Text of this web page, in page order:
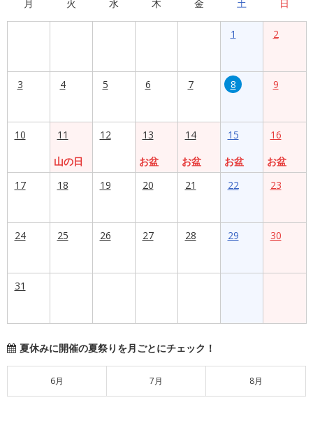
月 火 水 木 金 土 日
1 2
3 4 5 6 7 8 9
10
11
山の日
12
13
お盆
14
お盆
15
お盆
16
お盆
17
18 19 20 21 22 23
24 25 26 27 28 29 30
31
夏休みに開催の夏祭りを月ごとにチェック！
6月 7月 8月